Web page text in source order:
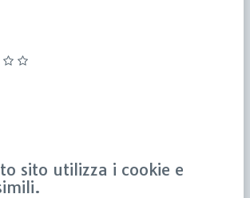
sito utilizza i cookie e